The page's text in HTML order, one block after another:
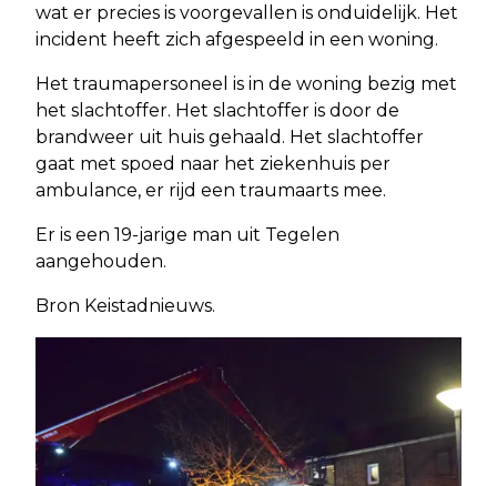
wat er precies is voorgevallen is onduidelijk. Het
incident heeft zich afgespeeld in een woning.
Het traumapersoneel is in de woning bezig met
het slachtoffer. Het slachtoffer is door de
brandweer uit huis gehaald. Het slachtoffer
gaat met spoed naar het ziekenhuis per
ambulance, er rijd een traumaarts mee.
Er is een 19-jarige man uit Tegelen
aangehouden.
Bron Keistadnieuws.